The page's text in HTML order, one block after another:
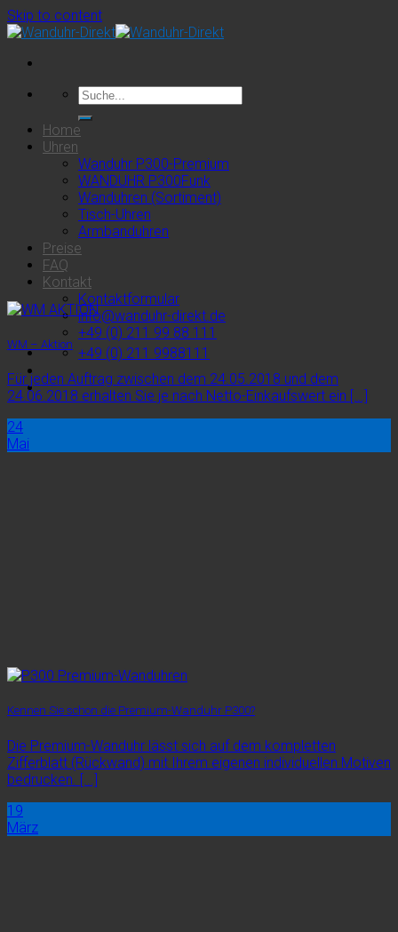
Skip to content
Home
Uhren
Wanduhr P300-Premium
WANDUHR P300Funk
Wanduhren (Sortiment)
Tisch-Uhren
Armbanduhren
Preise
FAQ
Kontakt
Kontaktformular
info@wanduhr-direkt.de
+49 (0) 211 99 88 111
+49 (0) 211 9988111
WM – Aktion
Für jeden Auftrag zwischen dem 24.05.2018 und dem
24.06.2018 erhalten Sie je nach Netto-Einkaufswert ein [...]
24
Mai
Kennen Sie schon die Premium-Wanduhr P300?
Die Premium-Wanduhr lässt sich auf dem kompletten
Zifferblatt (Rückwand) mit Ihrem eigenen individuellen Motiven
bedrucken. [...]
19
März